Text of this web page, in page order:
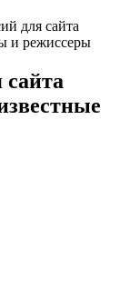
для сайта
и режиссеры
сайта